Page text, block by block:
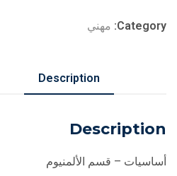
Category: مهني
Description
Description
أساسيات – قسم الألمنيوم